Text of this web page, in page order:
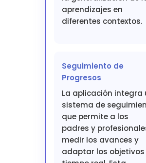
aprendizajes en
diferentes contextos.
Seguimiento de
Progresos
La aplicación integra
sistema de
que permite a los
padres y
medir los avances y
adaptar los objetivos